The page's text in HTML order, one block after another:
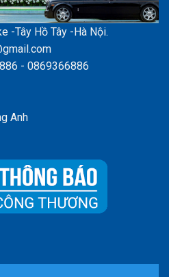
-Tây Hồ Tây -Hà Nội.
- 0869366886
Anh